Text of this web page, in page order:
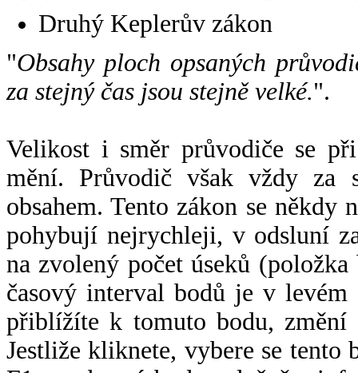
Druhý Keplerův zákon
"Obsahy ploch opsaných
za stejný čas jsou stejně velké.".
Velikost i směr průvodiče se
mění. Průvodič však vždy za
obsahem. Tento zákon se někdy
pohybují nejrychleji, v odsluní
na zvolený počet úseků
časový interval bodů je v
přiblížíte k tomuto bodu,
Jestliže kliknete, vybere se tento